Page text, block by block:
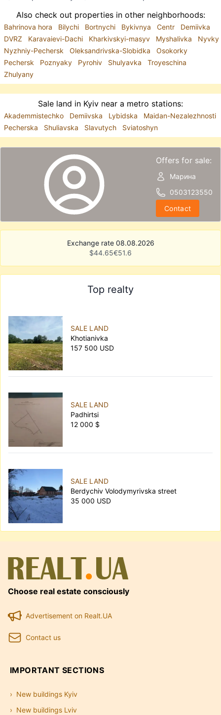
Also check out properties in other neighborhoods:
Bahrinova hora Bilychi Bortnychi Bykivnya Centr
Demiivka
DVRZ
Karavaievi-Dachi Kharkivskyi-masyv Myshalivka
Nyvky
Nyzhniy-Pechersk
Oleksandrivska-Slobidka
Osokorky
Pechersk
Poznyaky Pyrohiv Shulyavka
Troyeschina
Zhulyany
Sale land in Kyiv near a metro stations:
Akademmistechko Demiivska Lybidska
Maidan-Nezalezhnosti
Pecherska
Shuliavska Slavutych Sviatoshyn
Offers for sale:
Марина
0503123550
Contact
Exchange rate 08.08.2026
$44.65€51.6
Top realty
SALE LAND
Khotianivka
157 500 USD
SALE LAND
Padhirtsi
12 000 $
SALE LAND
Berdychiv Volodymyrivska street
35 000 USD
Choose real estate consciously
Advertisement on Realt.UA
Contact us
IMPORTANT SECTIONS
New buildings Kyiv
New buildings Lviv